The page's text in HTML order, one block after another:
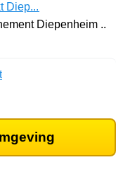
Diep...
Diepenheim ..